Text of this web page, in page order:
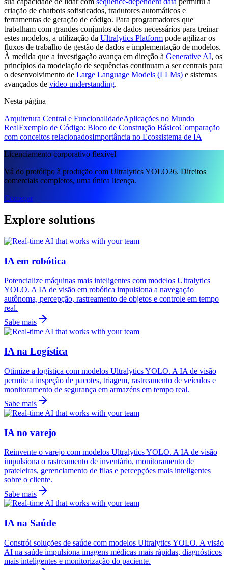
criação de chatbots sofisticados, tradutores automáticos e
ferramentas de geração de código. Para programadores que
trabalham com grandes conjuntos de dados necessários para treinar
estes modelos, a utilização da Ultralytics Platform pode agilizar os
fluxos de trabalho de gestão de dados e implementação de modelos.
À medida que a investigação avança em direção à Generative AI, os
princípios da modelação de sequências continuam a ser centrais para
o desenvolvimento de Large Language Models (LLMs) e sistemas
avançados de video understanding.
Nesta página
Arquitetura Central e FuncionalidadeAplicações no Mundo
RealExemplo de Código: Bloco de Construção BásicoComparação
com conceitos relacionadosImportância no Ecossistema de IA
Licenciamento corporativo flexível
Vá do protótipo à produção com Ultralytics YOLO26. Direitos
comerciais completos, uma única licença.
Começar
Explore solutions
IA em robótica
Potencialize máquinas mais inteligentes com modelos Ultralytics
YOLO. A IA de visão em robótica impulsiona a navegação
autônoma, percepção, rastreamento de objetos e controle em tempo
real.
Sabe mais
IA na Logística
Otimize a logística com modelos Ultralytics YOLO. A IA de visão
permite a inspeção de pacotes, triagem, rastreamento de veículos e
monitoramento de segurança em armazéns em tempo real.
Sabe mais
IA no varejo
Reinvente o varejo com modelos Ultralytics YOLO. A IA de visão
impulsiona o rastreamento de inventário, monitoramento de
prateleiras, gerenciamento de filas e percepções mais inteligentes
sobre o cliente.
Sabe mais
IA na Saúde
Constrói soluções de saúde com modelos Ultralytics YOLO. A visão
AI na saúde impulsiona imagens médicas mais rápidas, diagnósticos
mais inteligentes e monitorização do paciente.